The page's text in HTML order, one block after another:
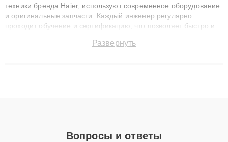
техники бренда Haier, используют современное оборудование
и оригинальные запчасти. Каждый инженер регулярно
проходит обучение и сертификацию, что позволяет быстро и
сохранением гарантии до 3 лет. Наши мастера решают
Развернуть
Вопросы и ответы